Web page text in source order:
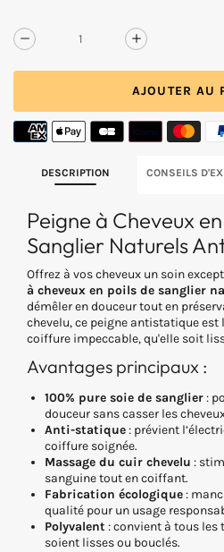
Réduire
Peigne
à
cheveux
poils
naturels
antistatique
Augmenter
de
Peigne
à
cheveux
poils
naturels
AJOUTER AU
DESCRIPTION CONSEILS
Peigne à Cheveux
Sanglier Naturels
Offrez à vos cheveux un soin
à cheveux en poils de sanglier
démêler en douceur tout en
chevelu, ce peigne antistatique
coiffure impeccable, qu'elle soit
Avantages principaux :
100% pure soie de sanglier:
douceur sans casser les
Anti-statique: prévient
coiffure soignée.
Massage du cuir chevelu :
sanguine tout en coiffant.
Fabrication écologique:
qualité pour un usage
Polyvalent : convient à tous les
soient lisses ou bouclés.